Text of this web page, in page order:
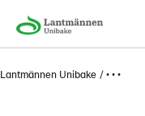
Lantmännen Unibake • • •